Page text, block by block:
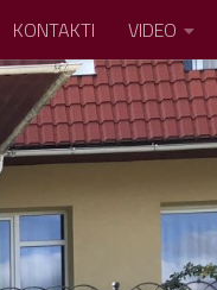
KONTAKTI VIDEO